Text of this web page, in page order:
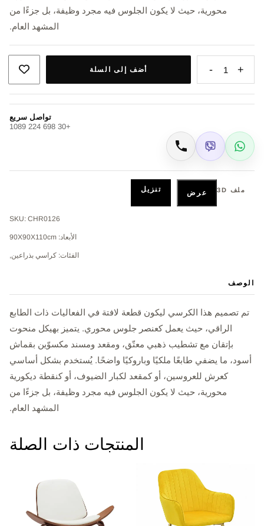
محورية، حيث لا يكون الجلوس فيه مجرد وظيفة، بل جزءًا من
المشهد العام.
+
1
- أضف إلى السلة
تواصل سريع
+30 698 224 1089
WhatsApp
Viber اتصال
ملف 3D عرض تنزيل
SKU: CHR0126
الأبعاد: 90Χ90Χ110cm
الفئات: كراسي بذراعين,
الوصف
تم تصميم هذا الكرسي ليكون قطعة لافتة في الفعاليات ذات الطابع
الراقي، حيث يعمل كعنصر جلوس محوري. يتميز بهيكل منحوت
بإتقان مع تشطيب ذهبي معتّق، ومقعد ومسند مكسوّين بقماش
أسود، ما يضفي طابعًا ملكيًا وباروكيًا واضحًا. يُستخدم بشكل أساسي
كعرش للعروسين، أو كمقعد لكبار الضيوف، أو كنقطة ديكورية
محورية، حيث لا يكون الجلوس فيه مجرد وظيفة، بل جزءًا من
المشهد العام.
المنتجات ذات الصلة